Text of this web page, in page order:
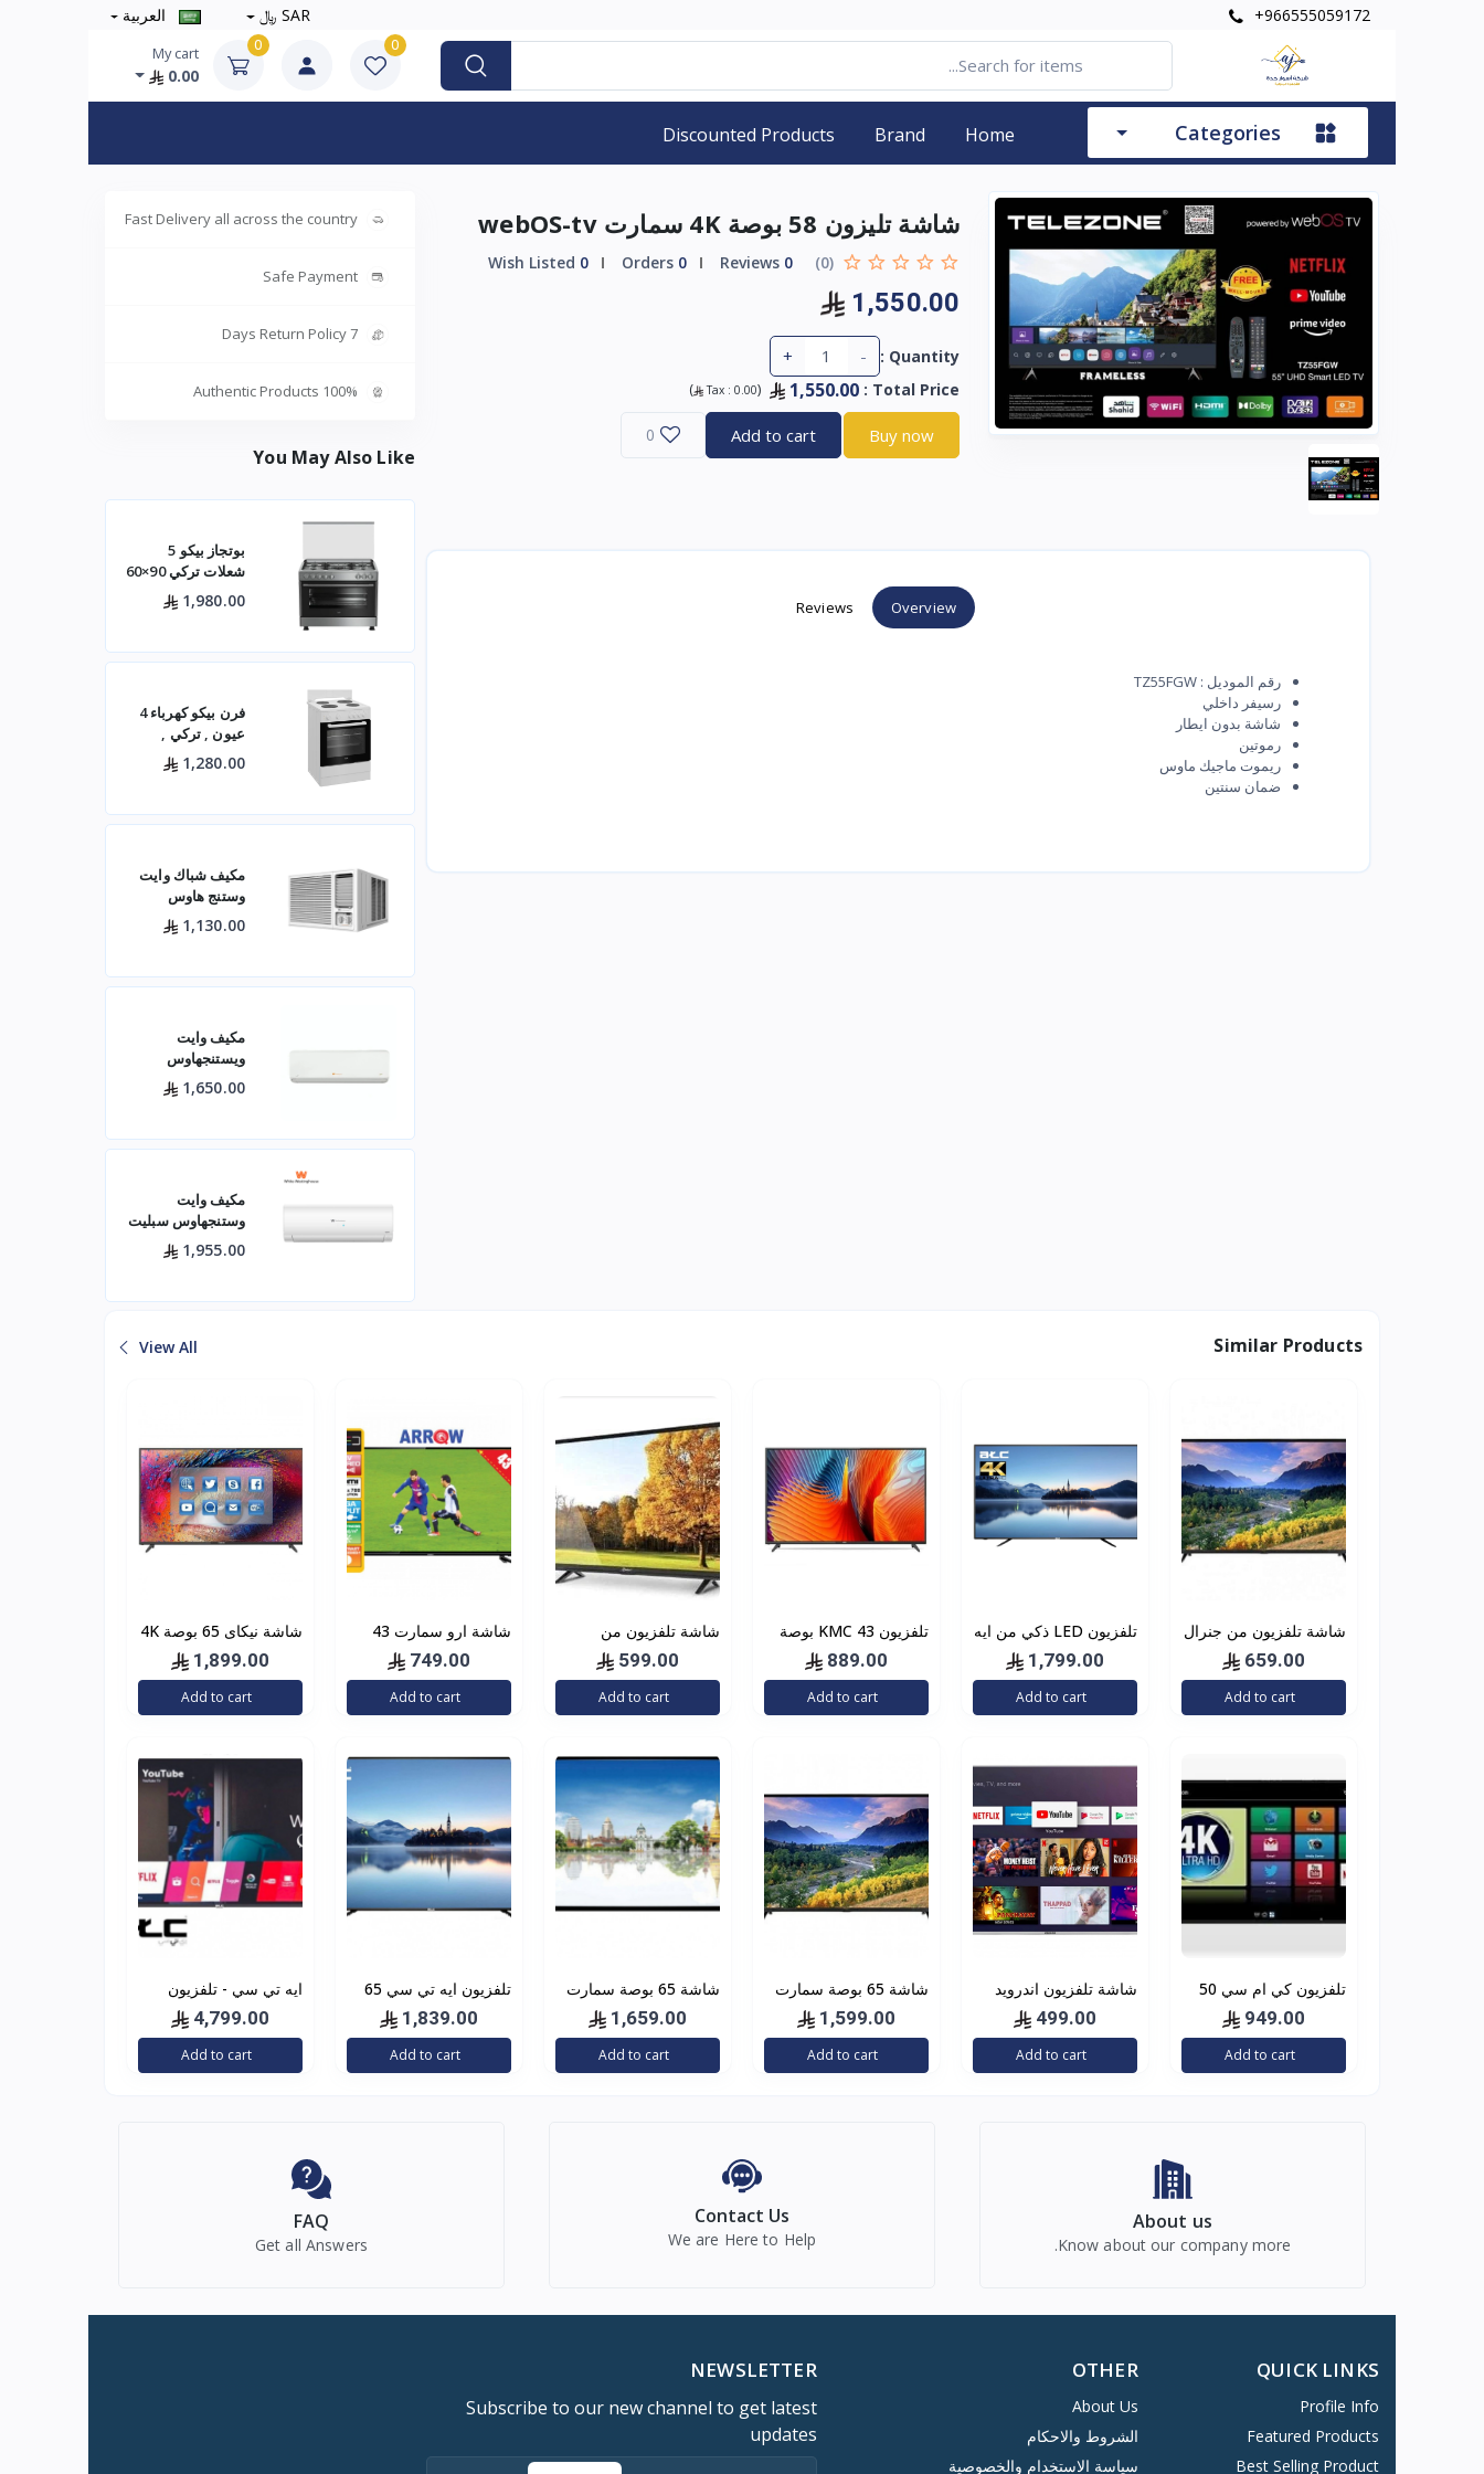
+966555059172 SAR ﷼ العربية
0
0
My cart
0.00
Categories
Home
Brand
Discounted Products
شاشة تليزون 58 بوصة 4K سمارت webOS-tv
(0)
0
0
0
1,550.00
Quantity :
-
+
Total Price
:
1,550.00
(
Tax : 0.00
)
Buy now
Add to cart
0
Overview
Reviews
رقم الموديل : TZ55FGW
رسيفر داخلي
شاشة بدون ايطار
رموتين
ريموت ماجيك ماوس
ضمان سنتين
Fast Delivery all across the country
Safe Payment
7 Days Return Policy
100% Authentic Products
You May Also Like
بوتجاز بيكو 5
شعلات تركي 90×60
ستيل مع مروحتين –
GG15120FXNS
1,980.00
فرن بيكو كهرباء 4
عيون , تركي ,
60×60 باب زجاجي
– أبيض- FBS 66000
1,280.00
مكيف شباك وايت
وستنج هاوس
(الجديد)
WWA20K22R
1,130.00
مكيف وايت
ويستنجهاوس
بارد
1,650.00
مكيف وايت
وستنجهاوس سبليت
24 بارد — 21400
وحدة موديل
لتبريد فعال للم
1,955.00
Similar Products
View All
شاشة تلفزيون من جنرال
انش اتش دي ام اي لون
اسود
659.00
Add to cart
تلفزيون LED ذكي من ايه
بوصة بدقة 4 كيه UHD
1,799.00
Add to cart
تلفزيون KMC 43 بوصة
ذكي 4K عالي الوضوح
موديل KMC43US21
889.00
Add to cart
شاشة تلفزيون من
دانسات فل اتش دي
بتقنية ليد، 39 انش، اتش
دي ام اي
599.00
Add to cart
شاشة ارو سمارت 43
749.00
Add to cart
شاشة نيكاى 65 بوصة 4K
الترا اتش دي،
UHD65SLED
1,899.00
Add to cart
تلفزيون كي ام سي 50
انش فل اتش دي ليد -
K18M50262
949.00
Add to cart
شاشة تلفزيون اندرويد
سمارت Geepas
Android Smart TV 32
499.00
Add to cart
شاشة 65 بوصة سمارت
4k جنرال دان
GDT6522U
1,599.00
Add to cart
شاشة 65 بوصة سمارت
4k جنرال دان
GDT6522U
1,659.00
Add to cart
تلفزيون ايه تي سي 65
بوصه ال اي دي, سمارت,
4 كيه ألترا اتش دي ,
اندرويد, اسود ,
1,839.00
Add to cart
ايه تي سي - تلفزيون
QLED ذكي سمارت،
بشاشة مقاس 85 بوصة
بدقة 4K نظام webOS
4,799.00
Add to cart
About us
Know about our company more.
Contact Us
We are Here to Help
FAQ
Get all Answers
QUICK LINKS
Profile Info
Featured Products
Best Selling Product
OTHER
About Us
الشروط والاحكام
سياسة الاستخدام والخصوصية
NEWSLETTER
Subscribe to our new channel to get latest
updates